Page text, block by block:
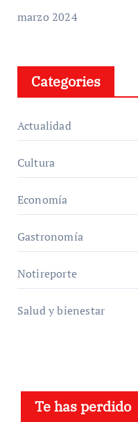
marzo 2024
Categories
Actualidad
Cultura
Economía
Gastronomía
Notireporte
Salud y bienestar
Te has perdido